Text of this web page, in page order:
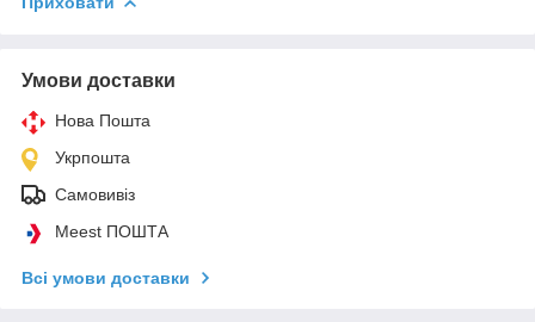
Умови доставки
Нова Пошта
Укрпошта
Самовивіз
Meest ПОШТА
Всі умови доставки